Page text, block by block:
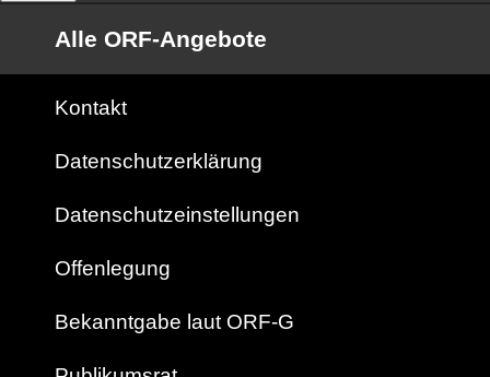
Alle ORF-Angebote
Kontakt
Datenschutzerklärung
Datenschutzeinstellungen
Offenlegung
Bekanntgabe laut ORF-G